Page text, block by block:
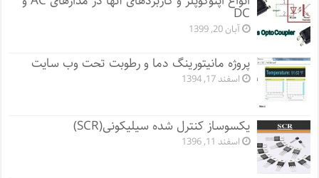
DC
آبان 20, 1399
پروژه مانيتورينگ دما و رطوبت تحت وب سایت
اسفند 17, 1394
یکسوساز کنترل شده سیلیکونی(SCR)
اسفند 11, 1396